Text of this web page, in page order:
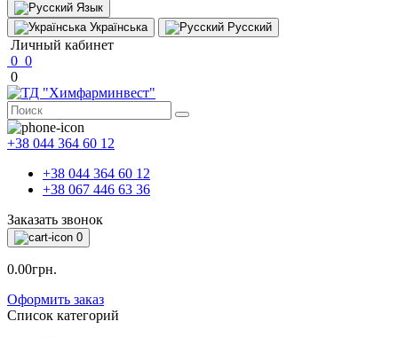
Язык
Українська
Русский
Личный кабинет
0 0
0
+38 044 364 60 12
+38 044 364 60 12
+38 067 446 63 36
Заказать звонок
0
0.00грн.
Оформить заказ
Список категорий